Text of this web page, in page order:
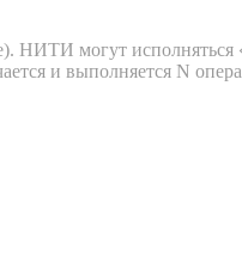
могут исполняться
и выполняется N